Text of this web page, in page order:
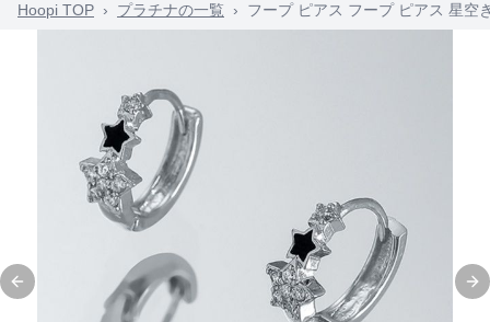
Hoopi TOP › プラチナの一覧 › フープ ピアス フープ ピアス 星空
Previous slide